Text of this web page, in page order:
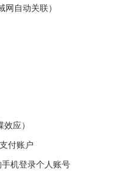
自动关联）
应）
付账户
手机登录个人账号